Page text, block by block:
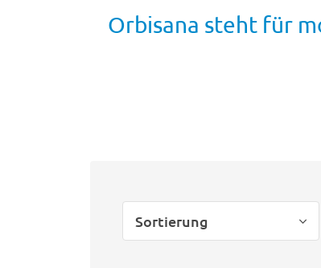
Orbisana steht für
Sortierung